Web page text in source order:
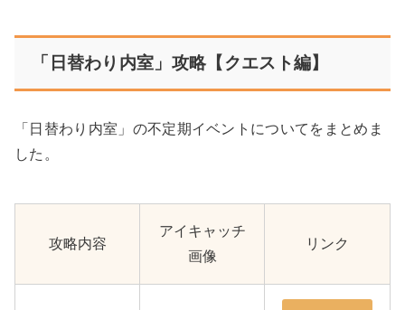
「日替わり内室」攻略【クエスト編】
「日替わり内室」の不定期イベントについてをまとめま
した。
攻略内容
アイキャッチ
画像
リンク